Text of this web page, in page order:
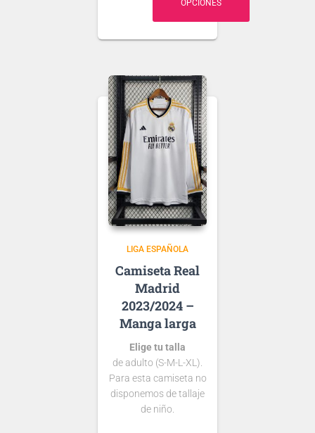
nombre y número
personalizado o bien
de algún jugador, lo
que escribas será lo
que grabemos en tu
camiseta.
Ten en cuenta que si
aún no se ha
presentado la nueva
OPCIONES
LIGA ESPAÑOLA
Real
Madrid
2023/2024 –
Manga larga
Elige tu talla
de adulto (S-M-L-XL).
Para esta camiseta no
disponemos de tallaje
de niño.